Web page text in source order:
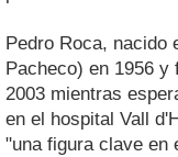
Pedro Roca, nacido
Pacheco) en 1956 y
2003 mientras
en el hospital Vall
"una figura clave en